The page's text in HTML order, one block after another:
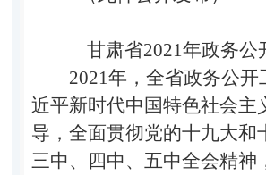
甘肃省2021年政务公
2021年，全省政务公开
近平新时代中国特色社会主
导，全面贯彻党的十九大和
三中、四中、五中全会精神